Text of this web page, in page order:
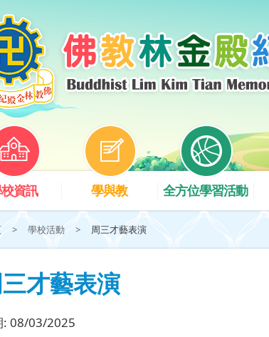
資訊 學與教 全方位學習活動
> 學校活動 > 周三才藝表演
才藝表演
: 08/03/2025